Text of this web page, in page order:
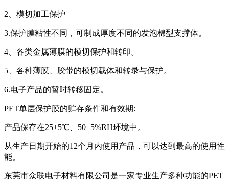
2、模切加工保护
3.保护膜粘性不同，可制成厚度不同的发泡棉型支撑体。
4、各类金属薄膜的模切保护和转印。
5、各种薄膜、胶带的模切载体和转录与保护。
6.电子产品的暂时转移固定。
PET单层保护膜的贮存条件和有效期:
产品保存在25±5℃、50±5%RH环境中。
从生产日期开始的12个月内使用产品，可以达到最高的使用性
能。
东莞市众联电子材料有限公司是一家专业生产多种功能的PET